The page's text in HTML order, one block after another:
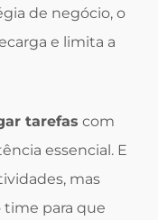
de negócio, o
e limita a
tarefas com
essencial. E
mas
time para que